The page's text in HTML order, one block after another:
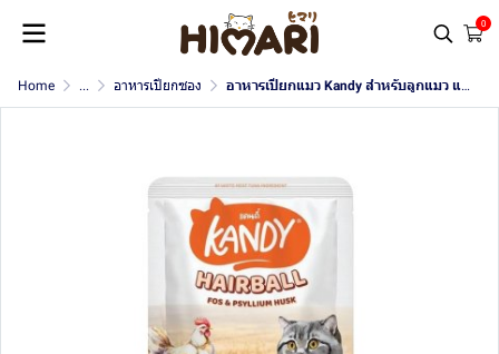
0
Home ... อาหารเปียกซอง อาหารเปียกแมว Kandy สำหรับลูกแมว และแมวโต ขนาด 70 กรัม